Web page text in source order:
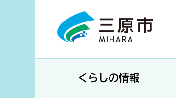
。
て
くらしの情報